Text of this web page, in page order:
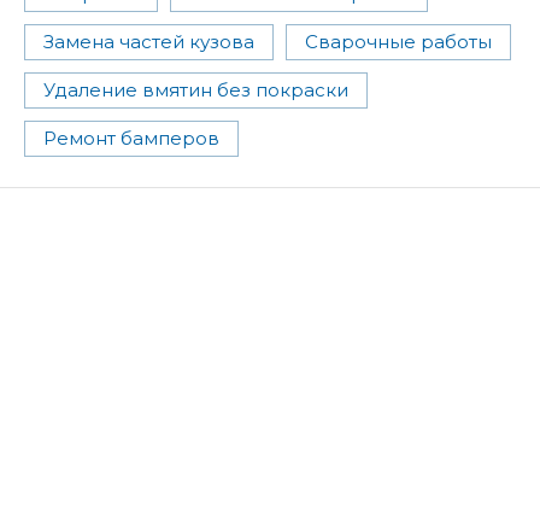
Замена частей кузова Сварочные работы
Удаление вмятин без покраски
Ремонт бамперов